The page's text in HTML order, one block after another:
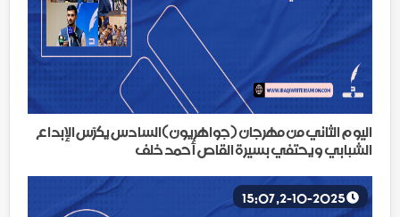
اليوم الثاني من مهرجان (جواهريون)السادس يكرّس الإبداع
الشبابي ويحتفي بسيرة القاص أحمد خلف